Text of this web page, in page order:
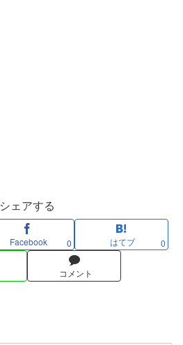
シェアする
Facebook 0 はてブ 0
コメント